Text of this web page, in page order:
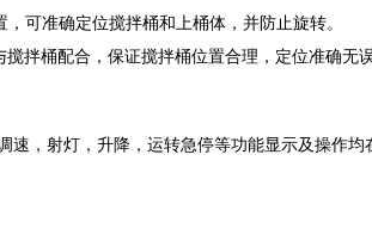
可准确定位搅拌桶和上桶体，并防止旋转。
拌桶配合，保证搅拌桶位置合理，定位准确无误
速，射灯，升降，运转急停等功能显示及操作均